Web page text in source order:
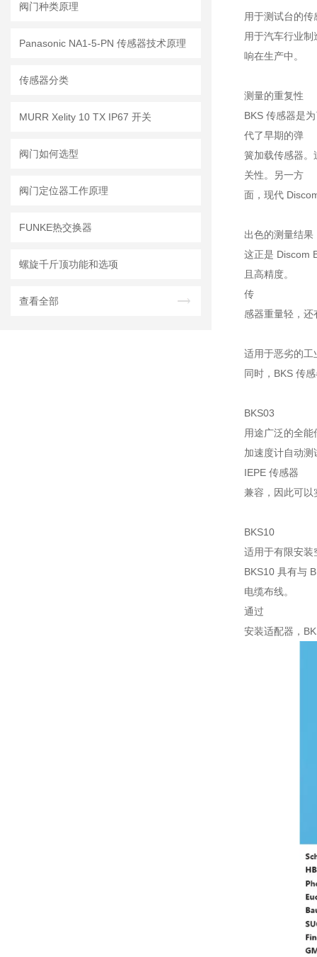
阀门种类原理
Panasonic NA1-5-PN 传感器技术原理
传感器分类
MURR Xelity 10 TX IP67 开关
阀门如何选型
阀门定位器工作原理
FUNKE热交换器
螺旋千斤顶功能和选项
查看全部
用于测试台的
用于汽车行业
响在生产中。
测量的重复性
BKS 传感器是
代了早期的弹
簧加载传感器。
关性。另一方
面，现代
出色的测量结果
这正是 Discom
且高精度。
传
感器重量轻，
适用于恶劣的工
同时，BKS 传
BKS03
用途广泛的全能
加速度计自动
IEPE 传感器
兼容，因此可以
BKS10
适用于有限安装
BKS10 具有与
电缆布线。
通过
安装适配器，